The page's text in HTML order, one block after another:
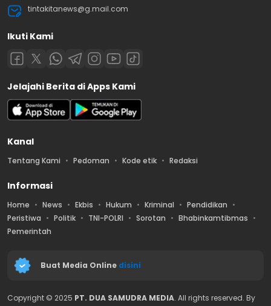
tintakitanews@g.mail.com
Ikuti Kami
Jelajahi Berita di Apps Kami
Kanal
Tentang Kami Pedoman Kode etik Redaksi
Informasi
Home News Ekbis Hukum Kriminal
Pendidikan
Peristiwa
Politik TNI-POLRI Sorotan
Bhabinkamtibmas
Pemerintah
Buat Media Online disini
Copyright © 2025 PT. DUA SAMUDRA MEDIA. All rights reserved. By